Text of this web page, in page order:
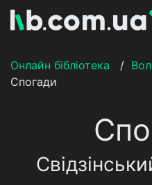
Онлайн бібліотека
/
Спогади